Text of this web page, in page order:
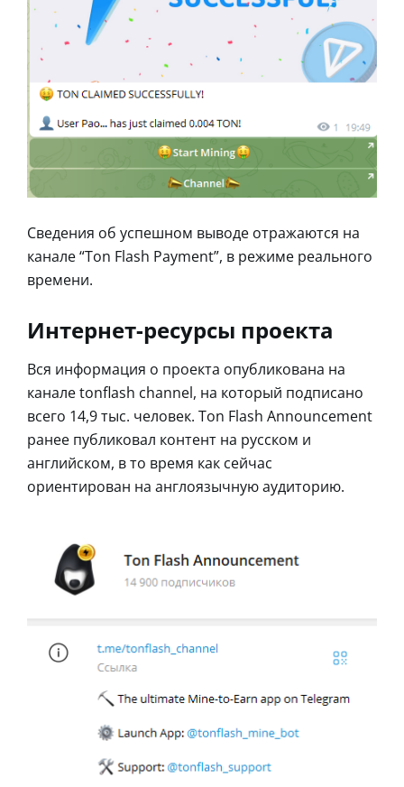
Сведения об успешном выводе отражаются на
канале “Ton Flash Payment”, в режиме реального
времени.
Интернет-ресурсы проекта
Вся информация о проекта опубликована на
канале tonflash channel, на который подписано
всего 14,9 тыс. человек. Ton Flash Announcement
ранее публиковал контент на русском и
английском, в то время как сейчас
ориентирован на англоязычную аудиторию.